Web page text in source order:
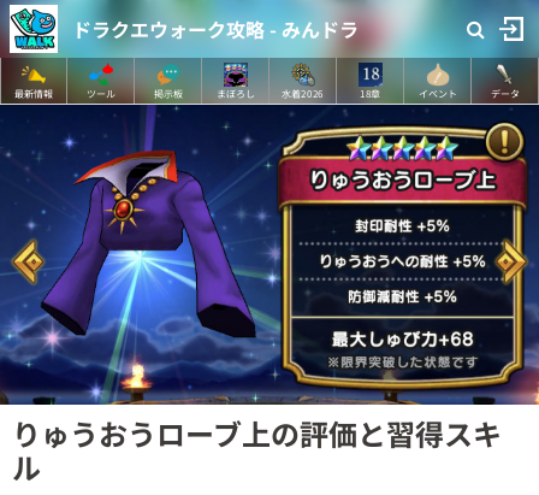
ドラクエウォーク攻略 - みんドラ
最新情報 ツール 掲示板 まぼろし 水着2026 18章 イベント データ
りゅうおうローブ上の評価と習得スキ
ル